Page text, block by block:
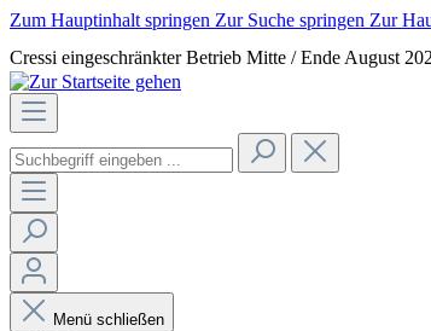
Zum Hauptinhalt springen Zur Suche springen Zur
Cressi eingeschränkter Betrieb Mitte / Ende August
Menü schließen